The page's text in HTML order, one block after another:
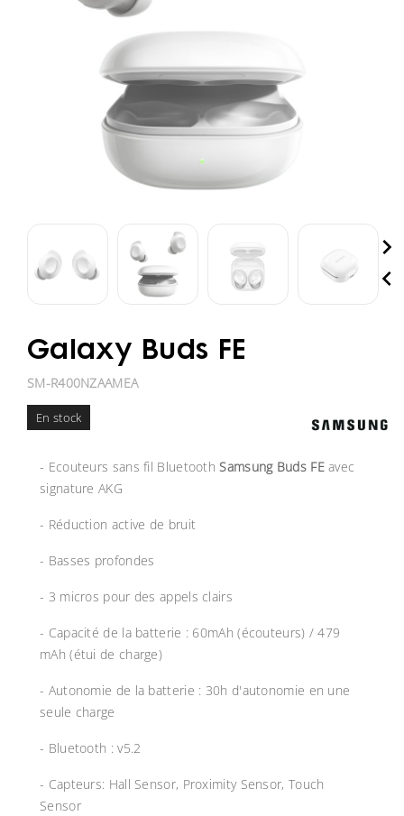


Galaxy Buds FE
SM-R400NZAAMEA
En stock
- Ecouteurs sans fil BluetoothSamsung Buds FEavec
signature AKG
- Réduction active de bruit
- Basses profondes
- 3 micros pour des appels clairs
- Capacité de la batterie : 60mAh (écouteurs) / 479
mAh (étui de charge)
- Autonomie de la batterie : 30h d'autonomie en une
seule charge
- Bluetooth : v5.2
- Capteurs: Hall Sensor, Proximity Sensor, Touch
Sensor